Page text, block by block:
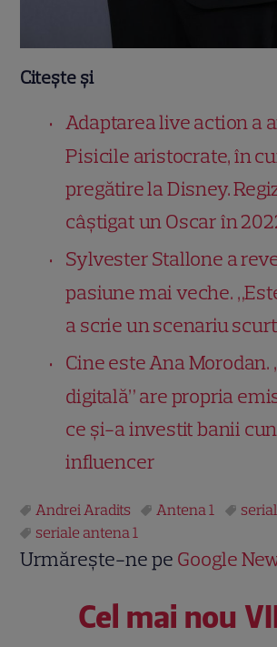
Citește și
Adaptarea live action a
Pisicile aristocrate, în
pregătire la Disney.
câștigat un Oscar în
Sylvester Stallone a
pasiune mai veche.
a scrie un scenariu
Cine este Ana Morodan.
digitală” are propria
ce și-a investit banii
influencer
Andrei Aradits Antena 1
seriale antena 1
Urmărește-ne pe Google
Cel mai nou